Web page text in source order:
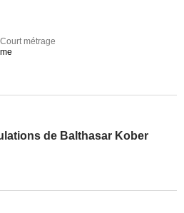
Court métrage
de Balthasar Kober